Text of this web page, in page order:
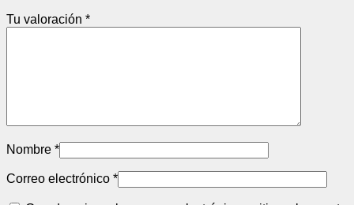
Tu valoración *
Nombre *
Correo electrónico *